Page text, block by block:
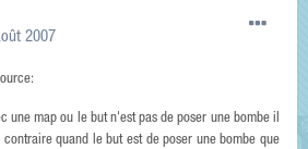
2007
une map ou le but n'est pas de poser une bombe il
quand le but est de poser une bombe que